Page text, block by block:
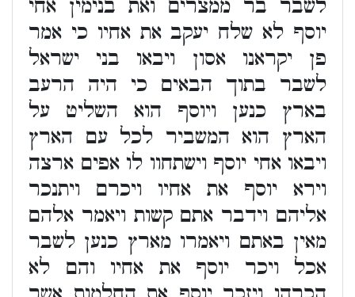
לשבר בר ממצרים ואת בנימין אחי
יוסף לא שלח יעקב את אחיו כי אמר
פן יקראנו אסון ויבאו בני ישראל
לשבר בתוך הבאים כי היה הרעב
בארץ כנען ויוסף הוא השליט על
הארץ הוא המשביר לכל עם הארץ
ויבאו אחי יוסף וישתחוו לו אפים ארצה
וירא יוסף את אחיו ויכרם ויתנכר
אליהם וידבר אתם קשות ויאמר אלהם
מאין באתם ויאמרו מארץ כנען לשבר
אכל ויכר יוסף את אחיו והם לא